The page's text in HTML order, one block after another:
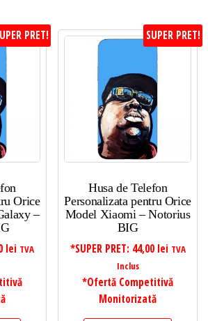
PRET!
Orice
–
lei TVA
SUPER PRET!
Husa de Telefon
Personalizata pentru Orice
Model Xiaomi – Notorius
BIG
*SUPER PRET: 44,00 lei TVA
Inclus
*Ofertă Competitivă
Monitorizată